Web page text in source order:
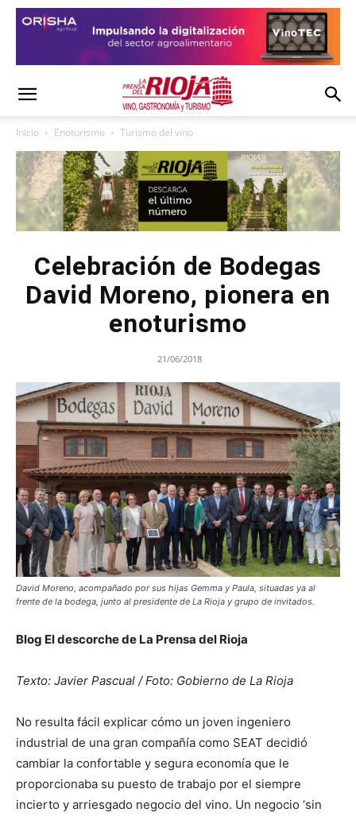
Inicio Enoturismo Turismo del vino
Celebración de Bodegas
David Moreno, pionera en
enoturismo
21/06/2018
David Moreno, acompañado por sus hijas Gemma y Paula, situadas ya al
frente de la bodega, junto al presidente de La Rioja y grupo de invitados.
Blog El descorche de La Prensa del Rioja
Texto: Javier Pascual / Foto: Gobierno de La Rioja
No resulta fácil explicar cómo un joven ingeniero
industrial de una gran compañía como SEAT decidió
cambiar la confortable y segura economía que le
proporcionaba su puesto de trabajo por el siempre
incierto y arriesgado negocio del vino. Un negocio ‘sin